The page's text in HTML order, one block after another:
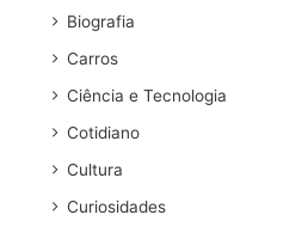
Biografia
Carros
Ciência e Tecnologia
Cotidiano
Cultura
Curiosidades